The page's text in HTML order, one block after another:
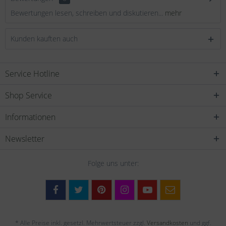
Bewertungen lesen, schreiben und diskutieren... mehr
Kunden kauften auch
Service Hotline
Shop Service
Informationen
Newsletter
Folge uns unter:
* Alle Preise inkl. gesetzl. Mehrwertsteuer zzgl. Versandkosten und ggf.